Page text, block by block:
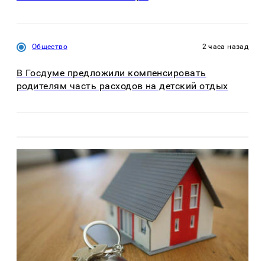
Общество 2 часа назад
В Госдуме предложили компенсировать
родителям часть расходов на детский отдых